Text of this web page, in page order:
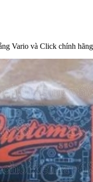
Vario và Click chính